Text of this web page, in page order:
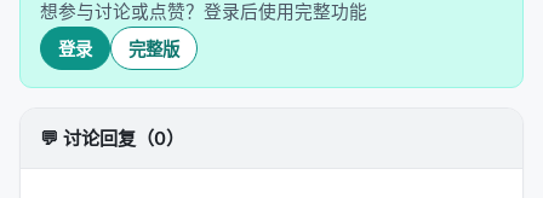
---
三、自我确认陷阱：当AI成为自己的裁判
让我们回到那个订机票的AI。假设这一次，它犯了一
想参与讨论或点赞？登录后使用完整功能
登录 完整版
💬 讨论回复（0）